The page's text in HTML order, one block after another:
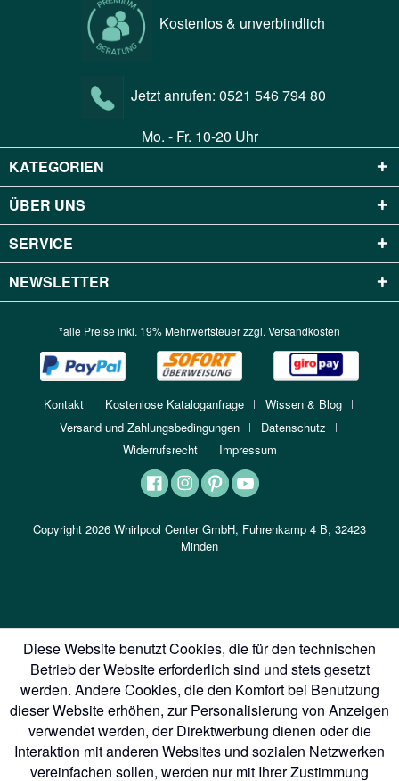
Kostenlos & unverbindlich
Jetzt anrufen: 0521 546 794 80
Mo. - Fr. 10-20 Uhr
KATEGORIEN
ÜBER UNS
SERVICE
NEWSLETTER
*alle Preise inkl. 19% Mehrwertsteuer zzgl. Versandkosten
Kontakt Kostenlose Kataloganfrage
Wissen & Blog
Versand und Zahlungsbedingungen
Datenschutz
Widerrufsrecht
Impressum
Copyright 2026 Whirlpool Center GmbH, Fuhrenkamp 4 B, 32423
Minden
Diese Website benutzt Cookies, die für den technischen
Betrieb der Website erforderlich sind und stets gesetzt
werden. Andere Cookies, die den Komfort bei Benutzung
dieser Website erhöhen, zur Personalisierung von Anzeigen
verwendet werden, der Direktwerbung dienen oder die
Interaktion mit anderen Websites und sozialen Netzwerken
vereinfachen sollen, werden nur mit Ihrer Zustimmung